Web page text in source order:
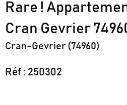
Rare ! Appartement
Cran Gevrier 74960
Cran-Gevrier (74960)
Réf : 250302